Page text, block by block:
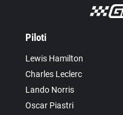
Piloti
Lewis Hamilton
Charles Leclerc
Lando Norris
Oscar Piastri